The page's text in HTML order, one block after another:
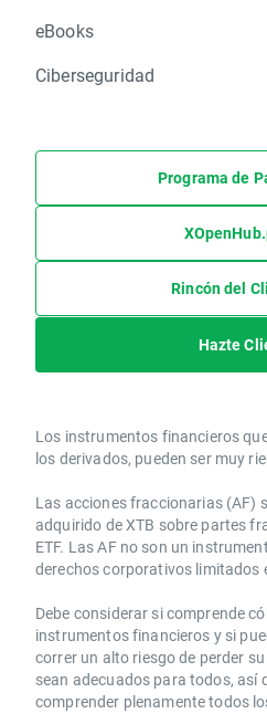
eBooks
Ciberseguridad
Programa de
Rincón del
Hazte
Los instrumentos financieros
los derivados, pueden ser muy
Las acciones fraccionarias (AF)
adquirido de XTB sobre partes
ETF. Las AF no son un
derechos corporativos limitados
Debe considerar si comprende
instrumentos financieros y si
correr un alto riesgo de perder
sean adecuados para todos, así
comprender plenamente todos